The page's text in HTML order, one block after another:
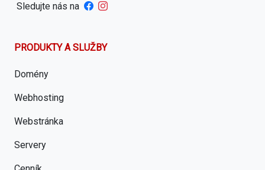
Sledujte nás na
PRODUKTY A SLUŽBY
Domény
Webhosting
Webstránka
Servery